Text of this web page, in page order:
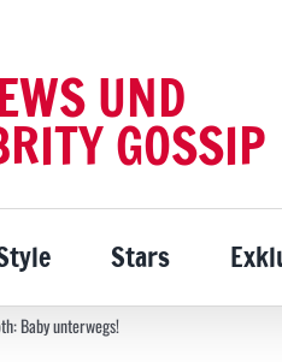
UND
GOSSIP
Stars
Baby unterwegs!